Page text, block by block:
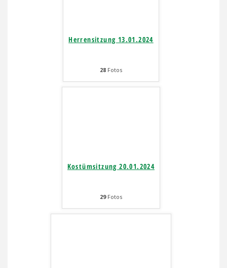
Herrensitzung 13.01.2024
28Fotos
Kostümsitzung 20.01.2024
29Fotos